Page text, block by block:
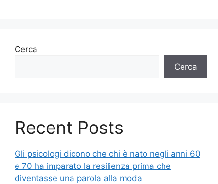
Cerca
Cerca
Recent Posts
Gli psicologi dicono che chi è nato negli anni 60
e 70 ha imparato la resilienza prima che
diventasse una parola alla moda